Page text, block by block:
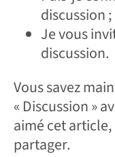
discussion ;
Je vous
discussion.
Vous savez
« Discussion »
aimé cet article,
partager.